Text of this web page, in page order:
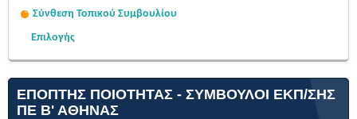
Σύνθεση Τοπικού Συμβουλίου
Επιλογής
ΕΠΌΠΤΗΣ ΠΟΙΌΤΗΤΑΣ - ΣΎΜΒΟΥΛΟΙ ΕΚΠ/ΣΗΣ
ΠΕ Β' ΑΘΉΝΑΣ